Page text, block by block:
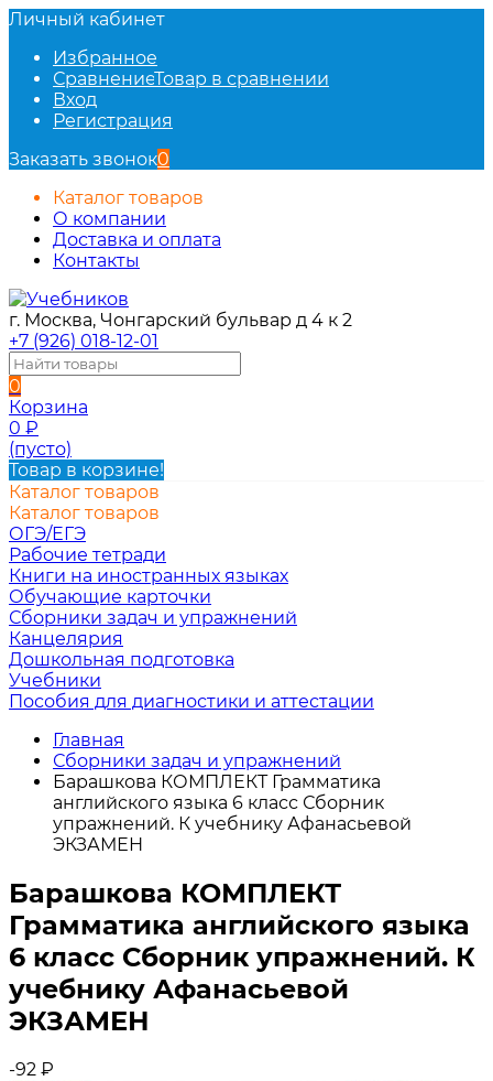
Личный кабинет
Избранное
СравнениеТовар в сравнении
Вход
Регистрация
Заказать звонок0
Каталог товаров
О компании
Доставка и оплата
Контакты
г. Москва, Чонгарский бульвар д 4 к 2
+7 (926) 018-12-01
0
Корзина
0 ₽
(пусто)
Товар в корзине!
Каталог товаров
Каталог товаров
ОГЭ/ЕГЭ
Рабочие тетради
Книги на иностранных языках
Обучающие карточки
Сборники задач и упражнений
Канцелярия
Дошкольная подготовка
Учебники
Пособия для диагностики и аттестации
Главная
Сборники задач и упражнений
Барашкова КОМПЛЕКТ Грамматика
английского языка 6 класс Сборник
упражнений. К учебнику Афанасьевой
ЭКЗАМЕН
Барашкова КОМПЛЕКТ
Грамматика английского языка
6 класс Сборник упражнений. К
учебнику Афанасьевой
ЭКЗАМЕН
-92 ₽